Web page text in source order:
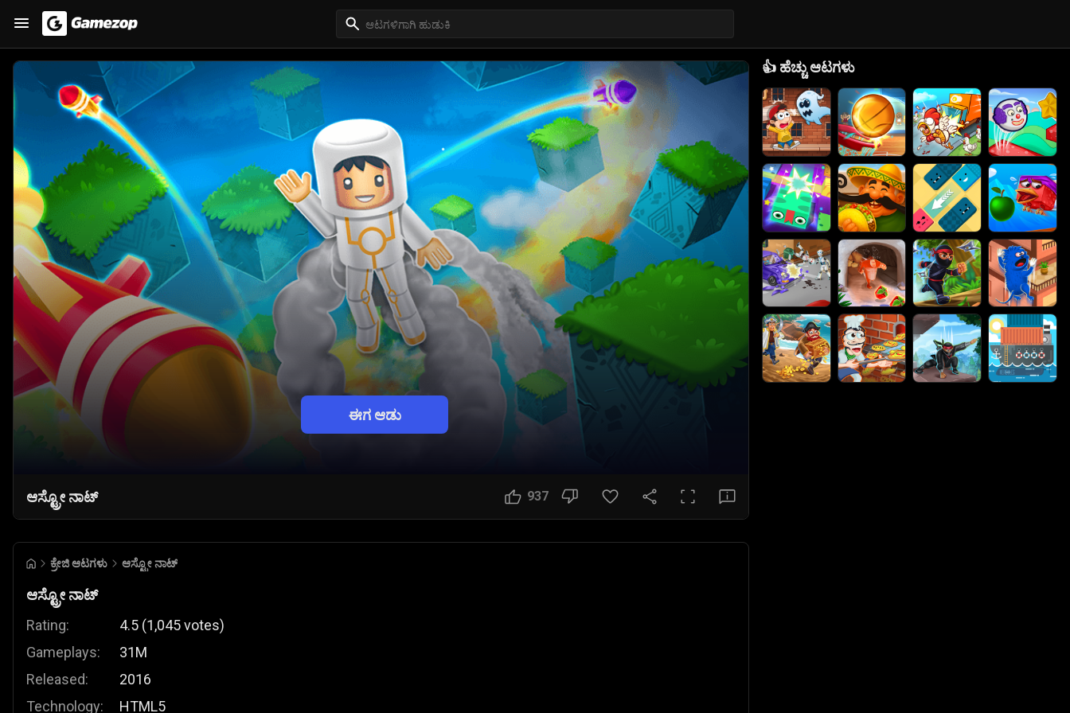
ಈಗ ಆಡು
ಆಸ್ಟ್ರೋ ನಾಟ್ 937
ಕ್ರೇಜಿ ಆಟಗಳು ಆಸ್ಟ್ರೋ ನಾಟ್
ಆಸ್ಟ್ರೋ ನಾಟ್
Rating:
Gameplays:
Released:
Technology:
4.5 (1,045votes)
31M
2016
HTML5
👍 ಹೆಚ್ಚು ಆಟಗಳು